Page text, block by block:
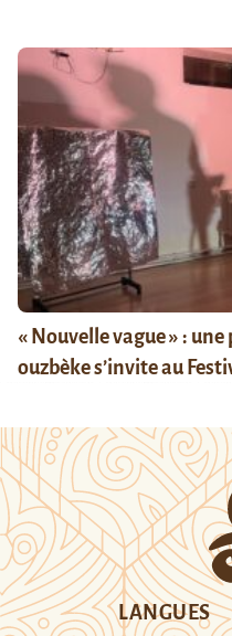
« Nouvelle vague » :
ouzbèke s’invite au
LANGUES